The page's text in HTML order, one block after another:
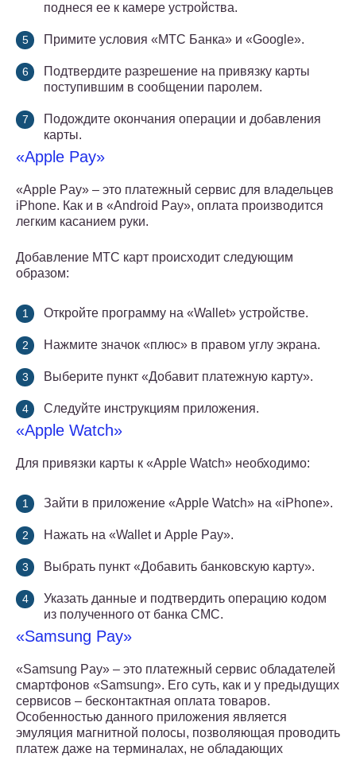
поднеся ее к камере устройства.
Примите условия «МТС Банка» и «Google».
Подтвердите разрешение на привязку карты
поступившим в сообщении паролем.
Подождите окончания операции и добавления
карты.
«Apple Pay»
«Apple Pay» – это платежный сервис для владельцев
iPhone. Как и в «Android Pay», оплата производится
легким касанием руки.
Добавление МТС карт происходит следующим
образом:
Откройте программу на «Wallet» устройстве.
Нажмите значок «плюс» в правом углу экрана.
Выберите пункт «Добавит платежную карту».
Следуйте инструкциям приложения.
«Apple Watch»
Для привязки карты к «Apple Watch» необходимо:
Зайти в приложение «Apple Watch» на «iPhone».
Нажать на «Wallet и Apple Pay».
Выбрать пункт «Добавить банковскую карту».
Указать данные и подтвердить операцию кодом
из полученного от банка СМС.
«Samsung Pay»
«Samsung Pay» – это платежный сервис обладателей
смартфонов «Samsung». Его суть, как и у предыдущих
сервисов – бесконтактная оплата товаров.
Особенностью данного приложения является
эмуляция магнитной полосы, позволяющая проводить
платеж даже на терминалах, не обладающих